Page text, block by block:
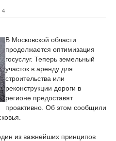
4
В Московской области
продолжается оптимизация
госуслуг. Теперь земельный
участок в аренду для
строительства или
реконструкции дороги в
регионе предоставят
проактивно. Об этом сообщили
из важнейших принципов